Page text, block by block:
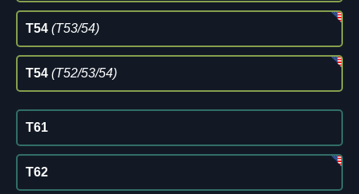
T54 (T53/54)
T54 (T52/53/54)
T61
T62